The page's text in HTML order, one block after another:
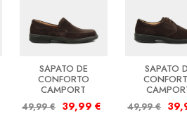
SAPATO DE
CONFORTO
CAMPORT
49,99€ 39,99 €
SAPATO
49,99€